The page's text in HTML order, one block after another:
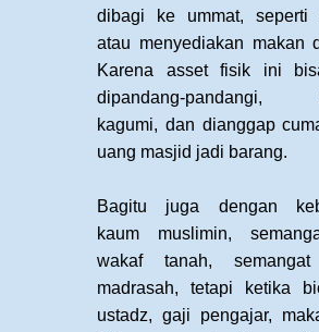
dibagi ke ummat, seperti
atau menyediakan makan
Karena asset fisik ini
dipandang-pandangi,
kagumi, dan dianggap
uang masjid jadi barang.
Bagitu juga dengan
kaum muslimin,
wakaf tanah, semangat
madrasah, tetapi ketika
ustadz, gaji pengajar,